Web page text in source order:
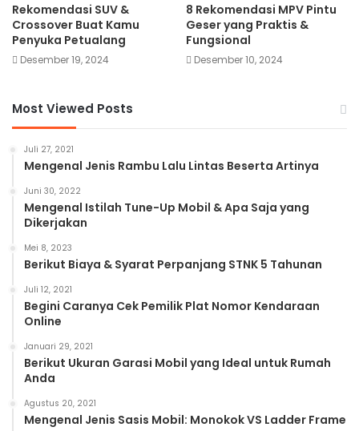
Rekomendasi SUV &
Crossover Buat Kamu
Penyuka Petualang
Desember 19, 2024
8 Rekomendasi MPV Pintu
Geser yang Praktis &
Fungsional
Desember 10, 2024
Most Viewed Posts
Juli 27, 2021
Mengenal Jenis Rambu Lalu Lintas Beserta Artinya
Juni 30, 2022
Mengenal Istilah Tune-Up Mobil & Apa Saja yang
Dikerjakan
Mei 8, 2023
Berikut Biaya & Syarat Perpanjang STNK 5 Tahunan
Juli 12, 2021
Begini Caranya Cek Pemilik Plat Nomor Kendaraan
Online
Januari 29, 2021
Berikut Ukuran Garasi Mobil yang Ideal untuk Rumah
Anda
Agustus 20, 2021
Mengenal Jenis Sasis Mobil: Monokok VS Ladder Frame